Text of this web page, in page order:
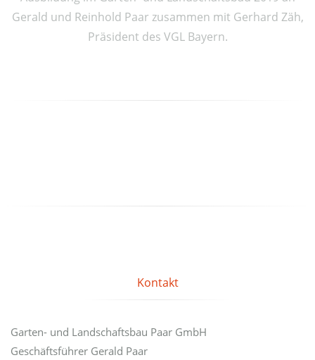
Gerald und Reinhold Paar zusammen mit Gerhard Zäh,
Präsident des VGL Bayern.
Kontakt
Garten- und Landschaftsbau Paar GmbH
Geschäftsführer Gerald Paar